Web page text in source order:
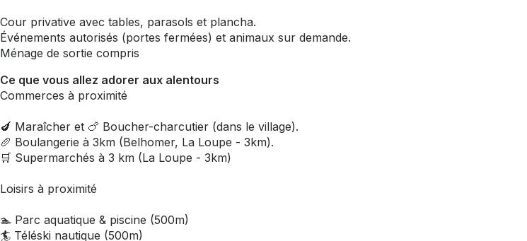
Cour privative avec tables, parasols et plancha.
Événements autorisés (portes fermées) et animaux sur demande.
Ménage de sortie compris
Ce que vous allez adorer aux alentours
Commerces à proximité
🍆 Maraîcher et 🍗 Boucher-charcutier (dans le village).
🥖 Boulangerie à 3km (Belhomer, La Loupe - 3km).
🛒 Supermarchés à 3 km (La Loupe - 3km)
Loisirs à proximité
🏊 Parc aquatique & piscine (500m)
🏄 Téléski nautique (500m)